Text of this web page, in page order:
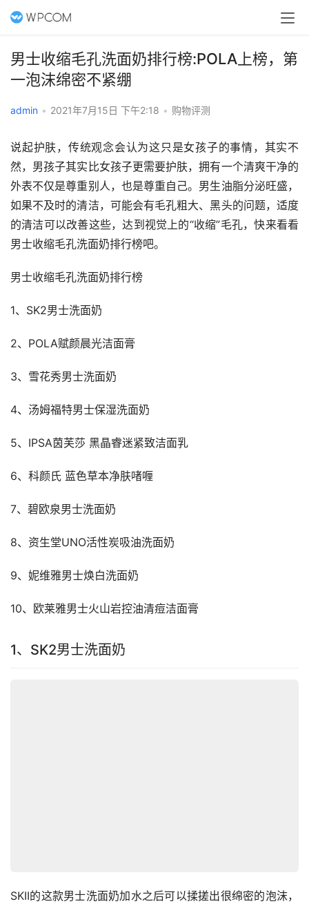
男士收缩毛孔洗面奶排行榜:POLA上榜，第
一泡沫绵密不紧绷
admin • 2021年7月15日 下午2:18 • 购物评测
说起护肤，传统观念会认为这只是女孩子的事情，其实不
然，男孩子其实比女孩子更需要护肤，拥有一个清爽干净的
外表不仅是尊重别人，也是尊重自己。男生油脂分泌旺盛，
如果不及时的清洁，可能会有毛孔粗大、黑头的问题，适度
的清洁可以改善这些，达到视觉上的“收缩”毛孔，快来看看
男士收缩毛孔洗面奶排行榜吧。
男士收缩毛孔洗面奶排行榜
1、SK2男士洗面奶
2、POLA赋颜晨光洁面膏
3、雪花秀男士洗面奶
4、汤姆福特男士保湿洗面奶
5、IPSA茵芙莎 黑晶睿迷紧致洁面乳
6、科颜氏 蓝色草本净肤啫喱
7、碧欧泉男士洗面奶
8、资生堂UNO活性炭吸油洗面奶
9、妮维雅男士焕白洗面奶
10、欧莱雅男士火山岩控油清痘洁面膏
1、SK2男士洗面奶
SKII的这款男士洗面奶加水之后可以揉搓出很绵密的泡沫，